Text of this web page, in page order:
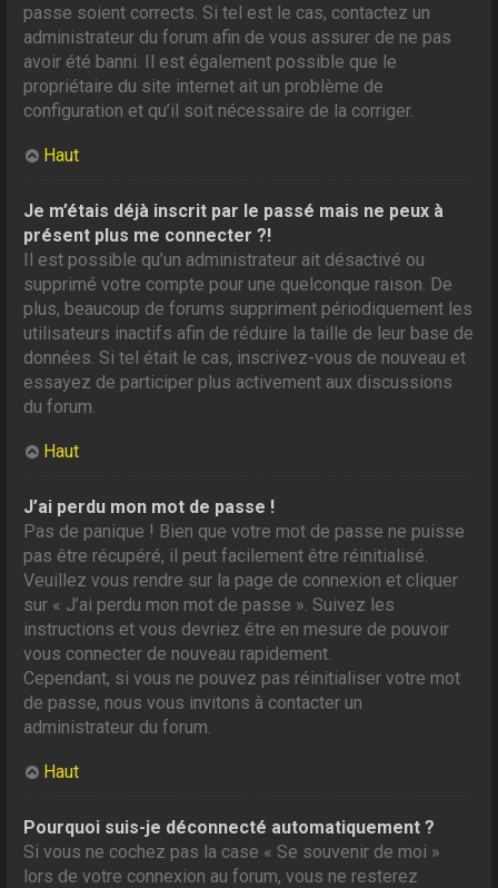
passe soient corrects. Si tel est le cas, contactez un
administrateur du forum afin de vous assurer de ne pas
avoir été banni. Il est également possible que le
propriétaire du site internet ait un problème de
configuration et qu’il soit nécessaire de la corriger.
Haut
Je m’étais déjà inscrit par le passé mais ne peux à
présent plus me connecter ?!
Il est possible qu’un administrateur ait désactivé ou
supprimé votre compte pour une quelconque raison. De
plus, beaucoup de forums suppriment périodiquement les
utilisateurs inactifs afin de réduire la taille de leur base de
données. Si tel était le cas, inscrivez-vous de nouveau et
essayez de participer plus activement aux discussions
du forum.
Haut
J’ai perdu mon mot de passe !
Pas de panique ! Bien que votre mot de passe ne puisse
pas être récupéré, il peut facilement être réinitialisé.
Veuillez vous rendre sur la page de connexion et cliquer
sur « J’ai perdu mon mot de passe ». Suivez les
instructions et vous devriez être en mesure de pouvoir
vous connecter de nouveau rapidement.
Cependant, si vous ne pouvez pas réinitialiser votre mot
de passe, nous vous invitons à contacter un
administrateur du forum.
Haut
Pourquoi suis-je déconnecté automatiquement ?
Si vous ne cochez pas la case « Se souvenir de moi »
lors de votre connexion au forum, vous ne resterez